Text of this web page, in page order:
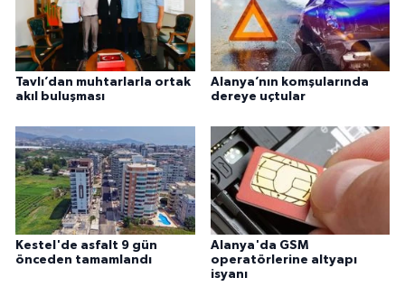
Tavlı’dan muhtarlarla ortak
akıl buluşması
Alanya’nın komşularında
dereye uçtular
Kestel'de asfalt 9 gün
önceden tamamlandı
Alanya'da GSM
operatörlerine altyapı
isyanı